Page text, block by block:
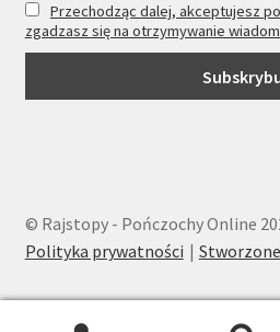
Przechodząc dalej, akceptujesz
zgadzasz się na otrzymywanie
© Rajstopy - Pończochy Online
Polityka prywatności